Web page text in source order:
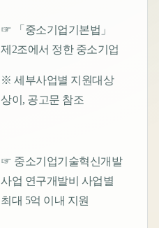
☞ 「중소기업기본법」
제2조에서 정한 중소기업
※ 세부사업별 지원대상
상이, 공고문 참조
☞ 중소기업기술혁신개발
사업 연구개발비 사업별
최대 5억 이내 지원